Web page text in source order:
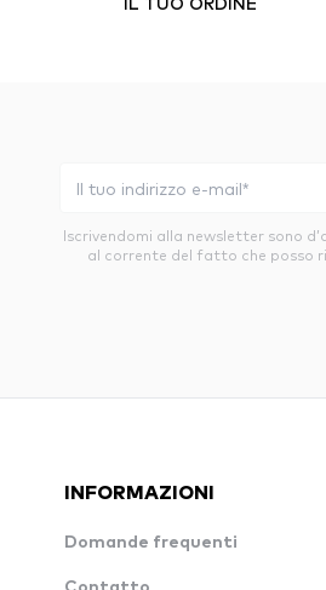
Iscrivendomi alla newsletter sono
al corrente del fatto che posso
INFORMAZIONI
Domande frequenti